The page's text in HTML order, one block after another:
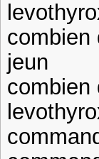
combien
jeun
combien